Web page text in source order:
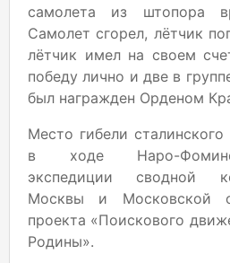
самолета из штопора
Самолет сгорел, лётчик
лётчик имел на своем
победу лично и две в
был награжден Орденом
Место гибели
в ходе Наро-
экспедиции сводной
Москвы и Московской
проекта «Поискового
Родины».